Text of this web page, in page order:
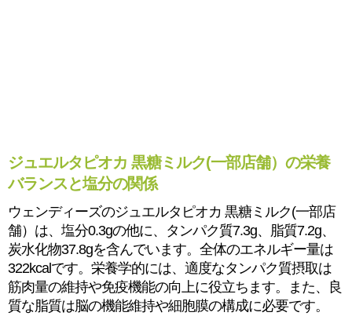
ジュエルタピオカ 黒糖ミルク(一部店舗）の栄養
バランスと塩分の関係
ウェンディーズのジュエルタピオカ 黒糖ミルク(一部店
舗）は、塩分0.3gの他に、タンパク質7.3g、脂質7.2g、
炭水化物37.8gを含んでいます。全体のエネルギー量は
322kcalです。栄養学的には、適度なタンパク質摂取は
筋肉量の維持や免疫機能の向上に役立ちます。また、良
質な脂質は脳の機能維持や細胞膜の構成に必要です。